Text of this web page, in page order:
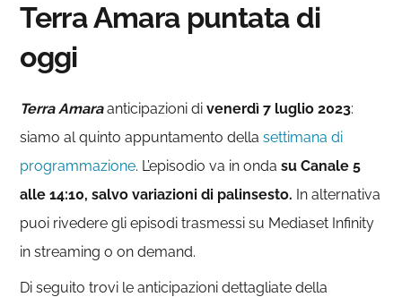
Terra Amara puntata di
oggi
Terra Amaraanticipazioni di venerdì 7 luglio 2023:
siamo al quinto appuntamento dellasettimana di
programmazione. L’episodio va in ondasu Canale 5
alle 14:10, salvo variazioni di palinsesto. In alternativa
puoi rivedere gli episodi trasmessi su Mediaset Infinity
in streaming o on demand.
Di seguito trovi le anticipazioni dettagliate della